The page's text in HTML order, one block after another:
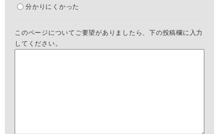
分かりにくかった
このページについてご要望がありましたら、下の投稿欄に入力
してください。